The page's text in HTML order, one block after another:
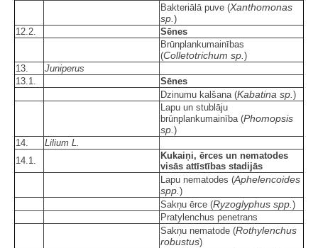
Bakteriālā puve (Xanthomonas
sp. )
12.2.
Sēnes
Brūnplankumainības
(Colletotrichum sp. )
13.
Juniperus
13.1.
Sēnes
Dzinumu kalšana (Kabatina sp. )
Lapu un stublāju
brūnplankumainība (Phomopsis
sp. )
14.
Lilium L.
14.1.
Kukaiņi, ērces un nematodes
visās attīstības stadijās
Lapu nematodes (Aphelencoides
spp. )
Sakņu ērce (Ryzoglyphus spp. )
Pratylenchus penetrans
Sakņu nematode (Rothylenchus
robustus)